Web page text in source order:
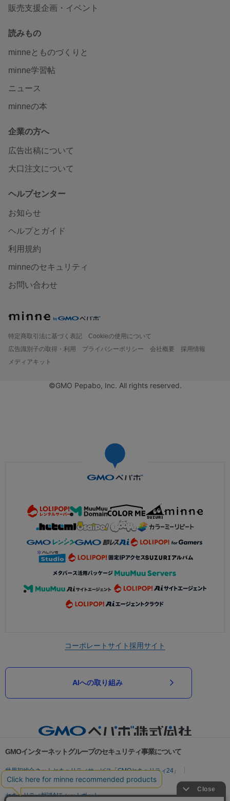
販売支援企画・イベント
読みもの
minneとものづくりと
minne学習帖
ニュース
minneの本
企業の方へ
広告出稿について
大口注文について
ヘルプセンター
お知らせ
ヘルプとガイド
利用規約
minneのセキュリティ
お問い合わせ
特定商取引法に基づく表記
Cookieの使用について
広告識別子の取得・利用
プライバシーポリシー 会社概要
採用情報
メディアキット
©GMO Pepabo, Inc. All rights reserved.
コーポレートサイト採用サイト
AIへの取り組み
GMOインターネットグループのセキュリティ事業について
世界初総合ネットセキュリティサービス「GMOセキュリティ24」
パスワード漏洩診断
Webサイトリスク診断
セキュリティ相談AIチャットボット